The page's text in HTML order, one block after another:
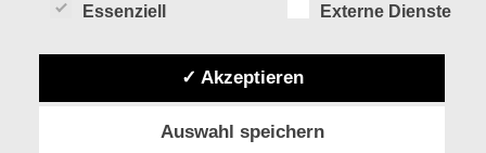
Essenziell Externe Dienste
✓ Akzeptieren
Auswahl speichern